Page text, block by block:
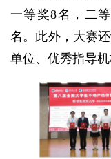
一等奖8名，二
名。此外，大赛
单位、优秀指导